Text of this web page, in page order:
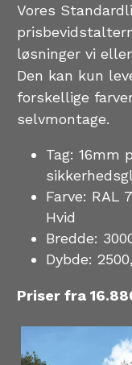
Vores
løsninger vi
Den kan kun
forskellige
selvmontage.
Tag: 16mm
Farve: RAL
Hvid
Bredde:
Dybde:
Priser fra